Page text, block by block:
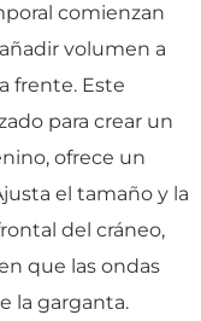
comienzan
volumen a
frente. Este
para crear un
ofrece un
el tamaño y la
del cráneo,
que las ondas
la garganta.